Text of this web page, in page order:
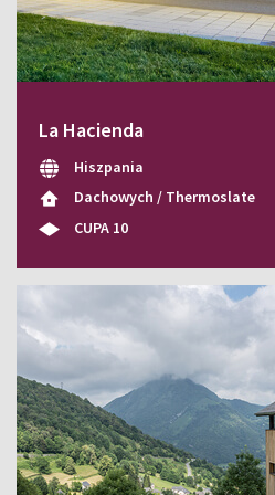
La Hacienda
Hiszpania
Dachowych / Thermoslate
CUPA 10